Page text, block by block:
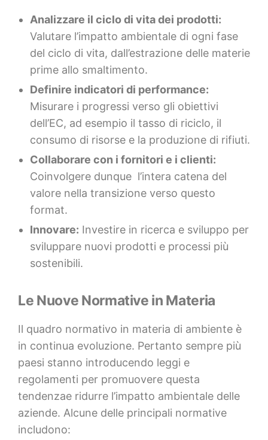
Analizzare il ciclo di vita dei prodotti:
Valutare l’impatto ambientale di ogni fase
del ciclo di vita, dall’estrazione delle materie
prime allo smaltimento.
Definire indicatori di performance:
Misurare i progressi verso gli obiettivi
dell’EC, ad esempio il tasso di riciclo, il
consumo di risorse e la produzione di rifiuti.
Collaborare con i fornitori e i clienti:
Coinvolgere dunque l’intera catena del
valore nella transizione verso questo
format.
Innovare: Investire in ricerca e sviluppo per
sviluppare nuovi prodotti e processi più
sostenibili.
Le Nuove Normative in Materia
Il quadro normativo in materia di ambiente è
in continua evoluzione. Pertanto sempre più
paesi stanno introducendo leggi e
regolamenti per promuovere questa
tendenzae ridurre l’impatto ambientale delle
aziende. Alcune delle principali normative
includono: